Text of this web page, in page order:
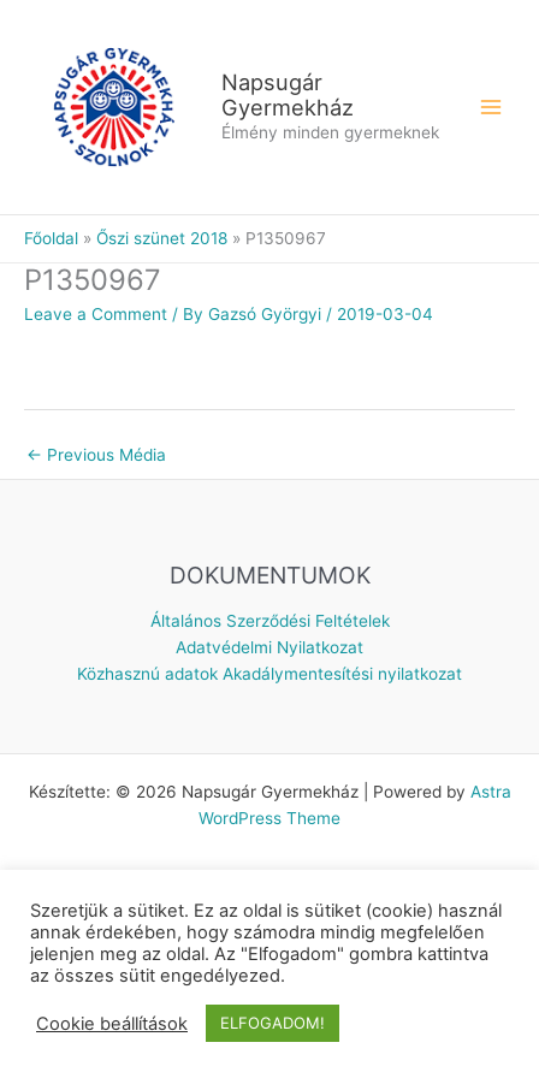
Napsugár
Gyermekház
Élmény minden gyermeknek
Főoldal Őszi szünet 2018 P1350967
P1350967
Leave a Comment / By Gazsó Györgyi / 2019-03-04
← Previous Média
DOKUMENTUMOK
Általános Szerződési Feltételek
Adatvédelmi Nyilatkozat
Közhasznú adatok Akadálymentesítési nyilatkozat
Készítette: © 2026 Napsugár Gyermekház | Powered by Astra
WordPress Theme
Szeretjük a sütiket. Ez az oldal is sütiket (cookie) használ
annak érdekében, hogy számodra mindig megfelelően
jelenjen meg az oldal. Az "Elfogadom" gombra kattintva
az összes sütit engedélyezed.
Cookie beállítások ELFOGADOM!